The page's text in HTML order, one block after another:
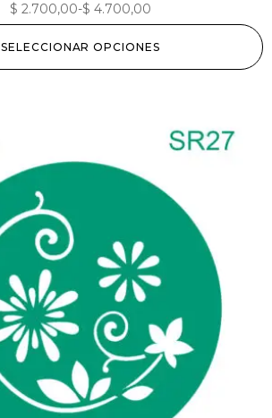
$ 2.700,00-$ 4.700,00
SELECCIONAR OPCIONES